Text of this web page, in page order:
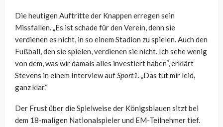
Die heutigen Auftritte der Knappen erregen sein
Missfallen. „Es ist schade für den Verein, denn sie
verdienen es nicht, in so einem Stadion zu spielen. Auch den
Fußball, den sie spielen, verdienen sie nicht. Ich sehe wenig
von dem, was wir damals alles investiert haben“, erklärt
Stevens in einem Interview aufSport1. „Das tut mir leid,
ganz klar.“
Der Frust über die Spielweise der Königsblauen sitzt bei
dem 18-maligen Nationalspieler und EM-Teilnehmer tief.